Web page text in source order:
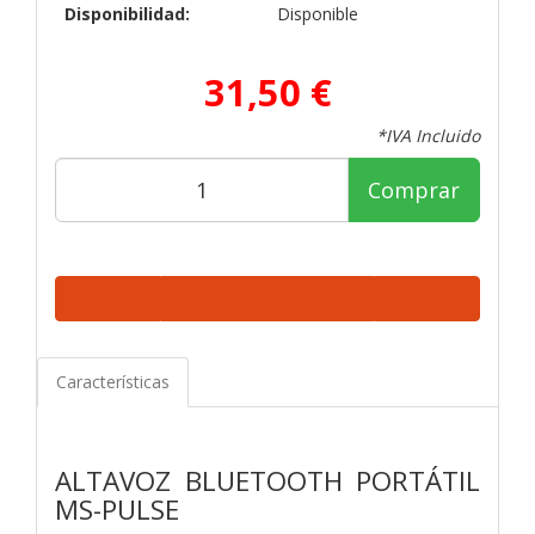
Disponibilidad:
Disponible
31,50 €
*IVA Incluido
Comprar
Características
ALTAVOZ BLUETOOTH PORTÁTIL
MS-PULSE